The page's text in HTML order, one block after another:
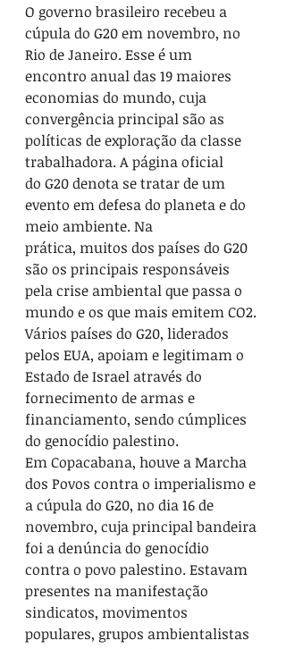
O governo brasileiro recebeu a
cúpula do G20 em novembro, no
Rio de Janeiro. Esse é um
encontro anual das 19 maiores
economias do mundo, cuja
convergência principal são as
políticas de exploração da classe
trabalhadora. A página oficial
do G20 denota se tratar de um
evento em defesa do planeta e do
meio ambiente. Na
prática, muitos dos países do G20
são os principais responsáveis
pela crise ambiental que passa o
mundo e os que mais emitem CO2.
Vários países do G20, liderados
pelos EUA, apoiam e legitimam o
Estado de Israel através do
fornecimento de armas e
financiamento, sendo cúmplices
do genocídio palestino.
Em Copacabana, houve a Marcha
dos Povos contra o imperialismo e
a cúpula do G20, no dia 16 de
novembro, cuja principal bandeira
foi a denúncia do genocídio
contra o povo palestino. Estavam
presentes na manifestação
sindicatos, movimentos
populares, grupos ambientalistas